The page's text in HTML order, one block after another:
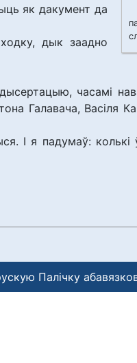
як дакумент да
дык заадно
часамі
Галавача, Васіля
І я падумаў:
Палічку